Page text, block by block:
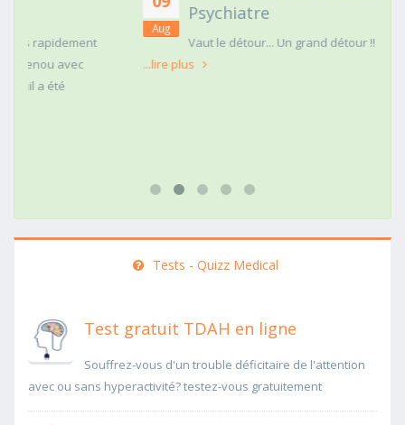
Psychiatre
Vaut le détour... Un grand détour !!
...lire plus
Tests - Quizz Medical
Test gratuit TDAH en ligne
Souffrez-vous d'un trouble déficitaire de l'attention
avec ou sans hyperactivité? testez-vous gratuitement